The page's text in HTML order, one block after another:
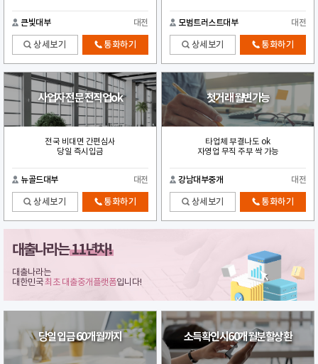
큰빛대부 대전
상세보기 통화하기
모범트러스트대부 대전
상세보기 통화하기
사업자 전문 전직업ok
전국 비대면 간편심사
당일 즉시입금
뉴골드대부 대전
상세보기 통화하기
첫거래 월변가능
타업체 부결나도 ok
자영업 무직 주부 싹 가능
강남대부중개 대전
상세보기 통화하기
대출나라는11년차!
대출나라는
대한민국최초 대출중개플랫폼입니다!
당일 입금 60개월까지 소득확인시60개월분할상환